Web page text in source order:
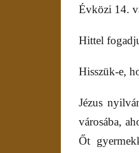
Évközi 14.
Hittel
Hisszük-e,
Jézus
városába,
Őt